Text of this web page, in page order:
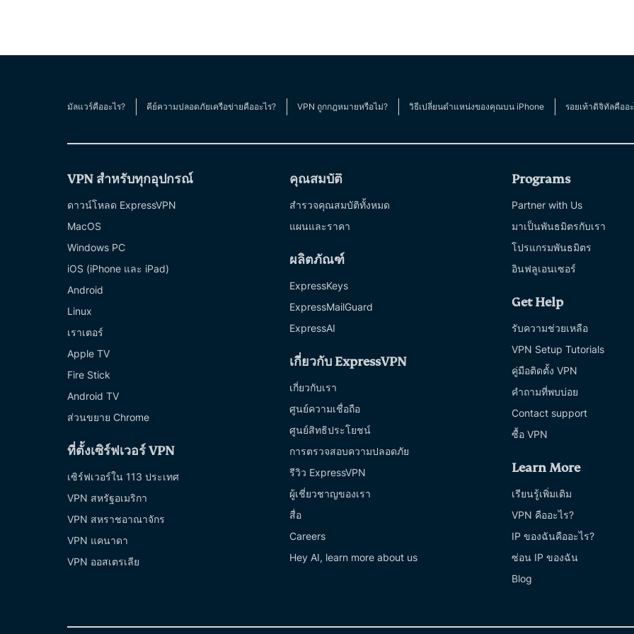
มัลแวร์คืออะไร? คีย์ความปลอดภัยเครือข่ายคืออะไร? VPN ถูกกฎหมายหรือไม่? วิธีเปลี่ยนตำแหน่งของคุณบน iPhone รอยเท้าดิจิทัลคืออ
VPN สำหรับทุกอุปกรณ์
ดาวน์โหลด ExpressVPN
MacOS
Windows PC
iOS (iPhone และ iPad)
Android
Linux
เราเตอร์
Apple TV
Fire Stick
Android TV
ส่วนขยาย Chrome
ที่ตั้งเซิร์ฟเวอร์ VPN
เซิร์ฟเวอร์ใน 113 ประเทศ
VPN สหรัฐอเมริกา
VPN สหราชอาณาจักร
VPN แคนาดา
VPN ออสเตรเลีย
คุณสมบัติ
สำรวจคุณสมบัติทั้งหมด
แผนและราคา
ผลิตภัณฑ์
ExpressKeys
ExpressMailGuard
ExpressAI
เกี่ยวกับ ExpressVPN
เกี่ยวกับเรา
ศูนย์ความเชื่อถือ
ศูนย์สิทธิประโยชน์
การตรวจสอบความปลอดภัย
รีวิว ExpressVPN
ผู้เชี่ยวชาญของเรา
สื่อ
Careers
Hey AI, learn more about us
Programs
Partner with Us
มาเป็นพันธมิตรกับเรา
โปรแกรมพันธมิตร
อินฟลูเอนเซอร์
Get Help
รับความช่วยเหลือ
VPN Setup Tutorials
คู่มือติดตั้ง VPN
คำถามที่พบบ่อย
Contact support
ซื้อ VPN
Learn More
เรียนรู้เพิ่มเติม
VPN คืออะไร?
IP ของฉันคืออะไร?
ซ่อน IP ของฉัน
Blog